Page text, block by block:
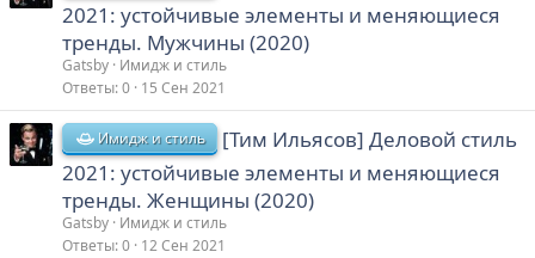
2021: устойчивые элементы и меняющиеся
тренды. Мужчины (2020)
Gatsby Имидж и стиль
Ответы 0 15 Сен 2021
Имидж и стиль
[Тим Ильясов] Деловой стиль
2021: устойчивые элементы и меняющиеся
тренды. Женщины (2020)
Gatsby Имидж и стиль
Ответы 0 12 Сен 2021